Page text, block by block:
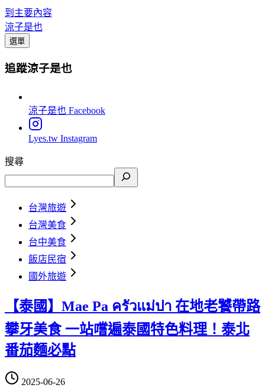
到主要內容
涼子是也
選單
追蹤涼子是也
涼子是也 Facebook
Lyes.tw Instagram
搜尋
台灣旅遊
台灣美食
台中美食
飯店民宿
國外旅遊
【泰國】Mae Pa ครัวแม่ปา 在地老饕帶路
攀牙美食 一站嚐遍泰國特色料理！泰北
番茄麵必點
2025-06-26